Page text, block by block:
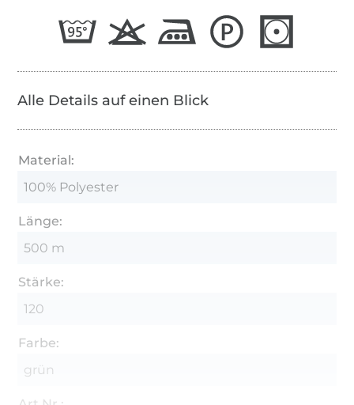
Alle Details auf einen Blick
Material:
100% Polyester
Länge:
500 m
Stärke:
120
Farbe:
grün